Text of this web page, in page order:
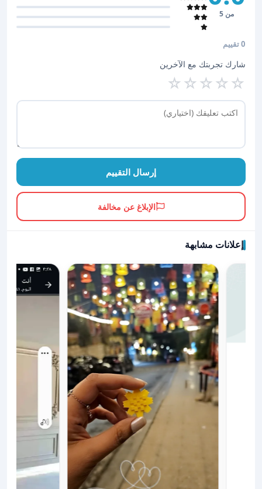
من 5
0 تقييم
شارك تجربتك مع الآخرين
☆
☆
☆
☆
☆
إرسال التقييم
الإبلاغ عن مخالفة
إعلانات مشابهة